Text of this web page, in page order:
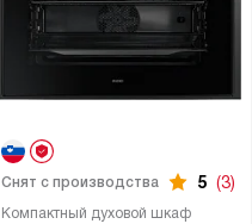
Компактный духовой шкаф
Снят с производства 5 (3)